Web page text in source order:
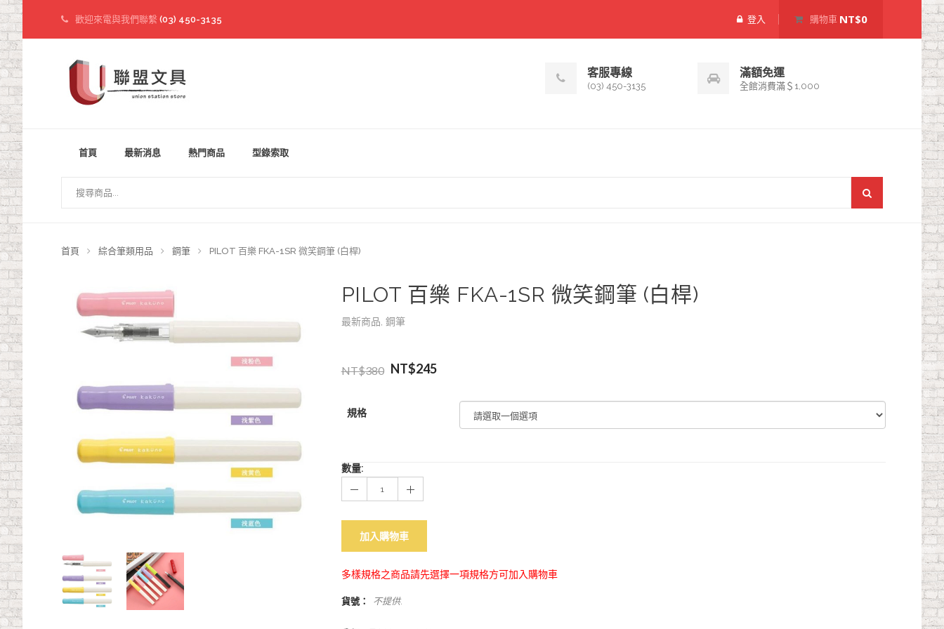
歡迎來電與我們聯繫 (03) 450-3135 登入 購物車 NT$0
客服專線
(03) 450-3135
滿額免運
全館消費滿＄1,000
首頁 最新消息 熱門商品 型錄索取
首頁 綜合筆類用品 鋼筆 PILOT 百樂 FKA-1SR 微笑鋼筆 (白桿)
PILOT 百樂 FKA-1SR 微笑鋼筆 (白桿)
最新商品 鋼筆
NT$380 NT$245
規格
數量:
加入購物車
多樣規格之商品請先選擇一項規格方可加入購物車
貨號： 不提供.